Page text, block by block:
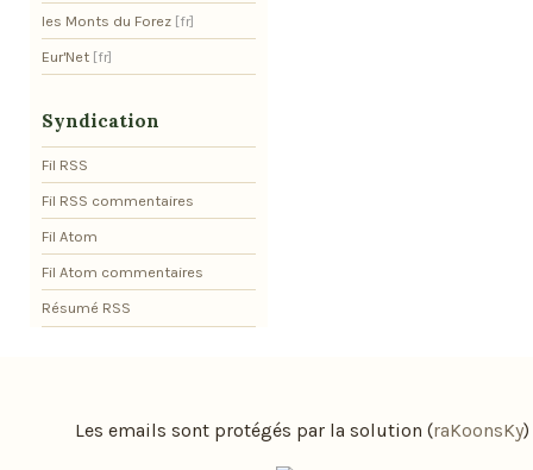
les Monts du Forez
Eur'Net
Syndication
Fil RSS
Fil RSS commentaires
Fil Atom
Fil Atom commentaires
Résumé RSS
Les emails sont protégés par la solution (raKoonsKy)